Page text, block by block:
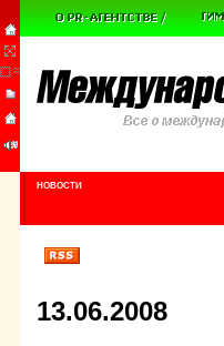
НОВОСТИ
13.06.2008